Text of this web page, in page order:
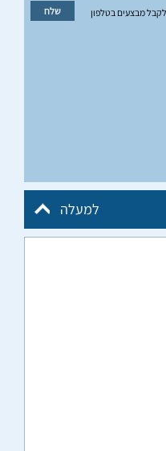
שלח מבצעים בטלפון
למעלה